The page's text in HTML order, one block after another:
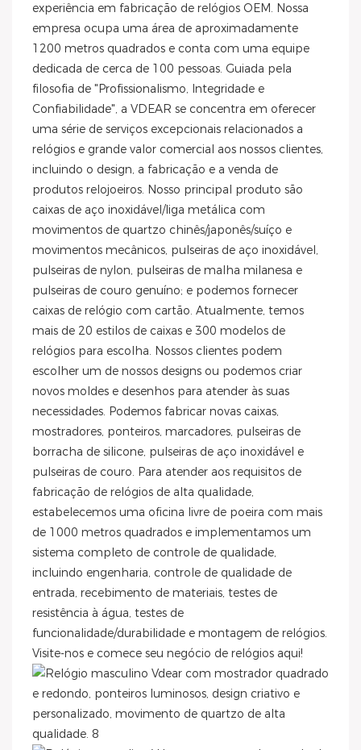
experiência em fabricação de relógios OEM. Nossa
empresa ocupa uma área de aproximadamente
1200 metros quadrados e conta com uma equipe
dedicada de cerca de 100 pessoas. Guiada pela
filosofia de "Profissionalismo, Integridade e
Confiabilidade", a VDEAR se concentra em oferecer
uma série de serviços excepcionais relacionados a
relógios e grande valor comercial aos nossos clientes,
incluindo o design, a fabricação e a venda de
produtos relojoeiros. Nosso principal produto são
caixas de aço inoxidável/liga metálica com
movimentos de quartzo chinês/japonês/suíço e
movimentos mecânicos, pulseiras de aço inoxidável,
pulseiras de nylon, pulseiras de malha milanesa e
pulseiras de couro genuíno; e podemos fornecer
caixas de relógio com cartão. Atualmente, temos
mais de 20 estilos de caixas e 300 modelos de
relógios para escolha. Nossos clientes podem
escolher um de nossos designs ou podemos criar
novos moldes e desenhos para atender às suas
necessidades. Podemos fabricar novas caixas,
mostradores, ponteiros, marcadores, pulseiras de
borracha de silicone, pulseiras de aço inoxidável e
pulseiras de couro. Para atender aos requisitos de
fabricação de relógios de alta qualidade,
estabelecemos uma oficina livre de poeira com mais
de 1000 metros quadrados e implementamos um
sistema completo de controle de qualidade,
incluindo engenharia, controle de qualidade de
entrada, recebimento de materiais, testes de
resistência à água, testes de
funcionalidade/durabilidade e montagem de relógios.
Visite-nos e comece seu negócio de relógios aqui!